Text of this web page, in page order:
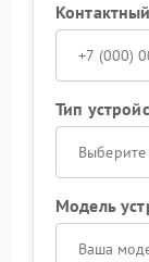
Тип
Выберите
Модель